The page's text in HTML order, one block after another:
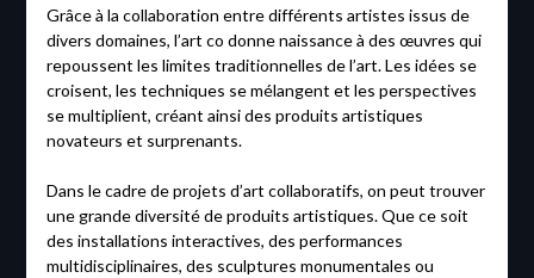
Grâce à la collaboration entre différents artistes issus de
divers domaines, l’art co donne naissance à des œuvres qui
repoussent les limites traditionnelles de l’art. Les idées se
croisent, les techniques se mélangent et les perspectives
se multiplient, créant ainsi des produits artistiques
novateurs et surprenants.
Dans le cadre de projets d’art collaboratifs, on peut trouver
une grande diversité de produits artistiques. Que ce soit
des installations interactives, des performances
multidisciplinaires, des sculptures monumentales ou